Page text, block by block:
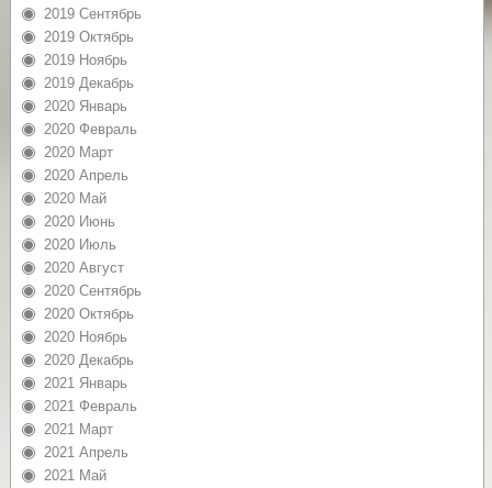
2019 Сентябрь
2019 Октябрь
2019 Ноябрь
2019 Декабрь
2020 Январь
2020 Февраль
2020 Март
2020 Апрель
2020 Май
2020 Июнь
2020 Июль
2020 Август
2020 Сентябрь
2020 Октябрь
2020 Ноябрь
2020 Декабрь
2021 Январь
2021 Февраль
2021 Март
2021 Апрель
2021 Май